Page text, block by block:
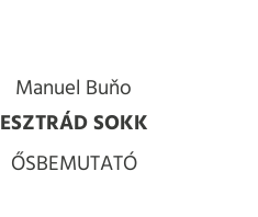
Manuel Buňo
ESZTRÁD SOKK
ŐSBEMUTATÓ